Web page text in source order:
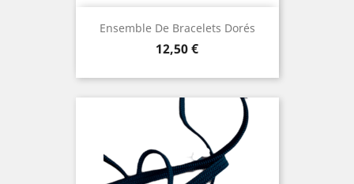
Ensemble De Bracelets Dorés
Prix
12,50 €